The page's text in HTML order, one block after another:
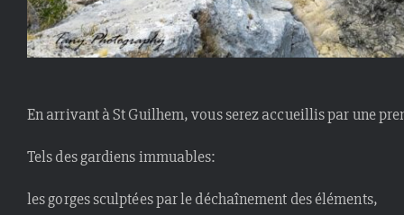
En arrivant à St Guilhem, vous serez accueillis par une
Tels des gardiens immuables:
les gorges sculptées par le déchaînement des éléments,